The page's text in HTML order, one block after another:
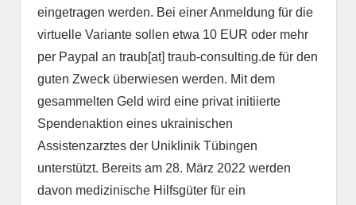
eingetragen werden. Bei einer Anmeldung für die
virtuelle Variante sollen etwa 10 EUR oder mehr
per Paypal an traub[at] traub-consulting.de für den
guten Zweck überwiesen werden. Mit dem
gesammelten Geld wird eine privat initiierte
Spendenaktion eines ukrainischen
Assistenzarztes der Uniklinik Tübingen
unterstützt. Bereits am 28. März 2022 werden
davon medizinische Hilfsgüter für ein